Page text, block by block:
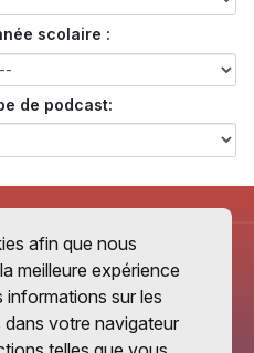
scolaire :
de podcast:
afin que nous
meilleure expérience
informations sur les
votre navigateur